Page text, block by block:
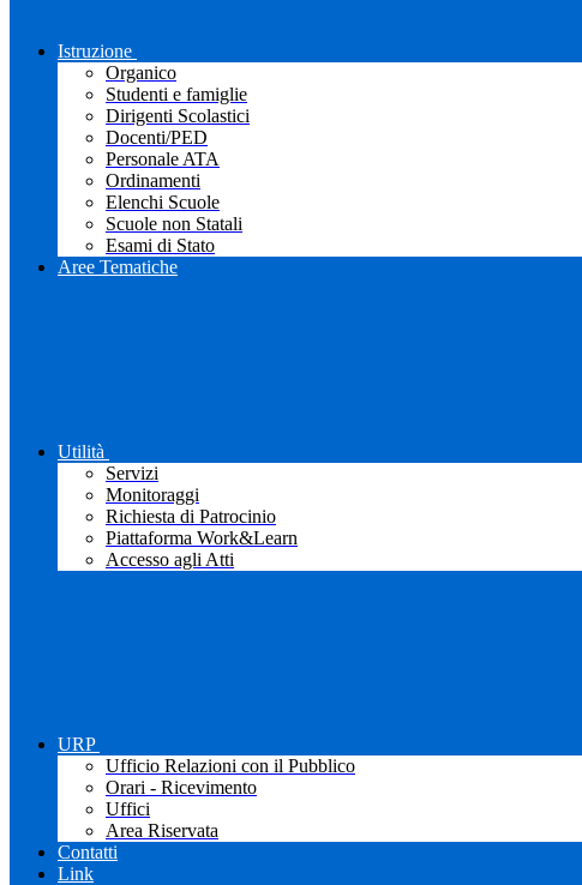
Istruzione
Organico
Studenti e famiglie
Dirigenti Scolastici
Docenti/PED
Personale ATA
Ordinamenti
Elenchi Scuole
Scuole non Statali
Esami di Stato
Aree Tematiche
Utilità
Servizi
Monitoraggi
Richiesta di Patrocinio
Piattaforma Work&Learn
Accesso agli Atti
URP
Ufficio Relazioni con il Pubblico
Orari - Ricevimento
Uffici
Area Riservata
Contatti
Link